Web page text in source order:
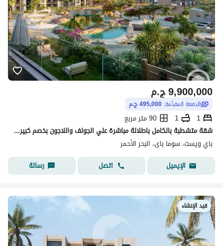
ج.م9,900,000
الدفعة المقدّمة: 495,000 ج.م
1
1
90 متر مربع
شقة متشطبة بالكامل باطلالة مباشرة علي الجولف واللاجون بخصم كبير - شقة غرفة واحدة للبيع في سوما باي البحر الأحمر
باي ويست، سوما باى، البحر الأحمر
الإيميل
اتصل رسالة
قيد الإنشاء